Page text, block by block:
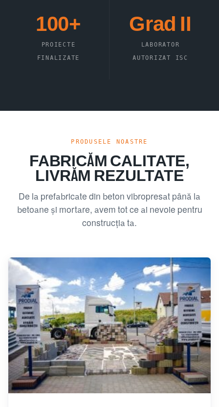
100+
PROIECTE
FINALIZATE
Grad II
LABORATOR
AUTORIZAT ISC
PRODUSELE NOASTRE
FABRICĂM CALITATE,
LIVRĂM REZULTATE
De la prefabricate din beton vibropresat până la
betoane și mortare, avem tot ce ai nevoie pentru
construcția ta.